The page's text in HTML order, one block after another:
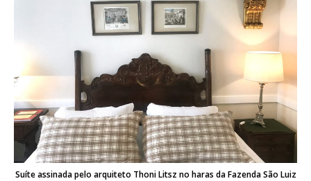
Suíte assinada pelo arquiteto Thoni Litsz no haras da Fazenda São Luiz